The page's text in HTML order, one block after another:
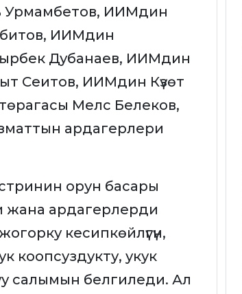
Урмамбетов, ИИМдин
ИИМдин
Дубанаев, ИИМдин
Сеитов, ИИМдин Күзөт
Мелс Белеков,
ардагерлери
орун басары
жана ардагерлерди
кесипкөйлүгүн,
коопсуздукту, укук
салымын белгиледи. Ал